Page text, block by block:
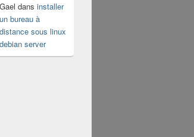
Gael dans installer
un bureau à
distance sous linux
debian server